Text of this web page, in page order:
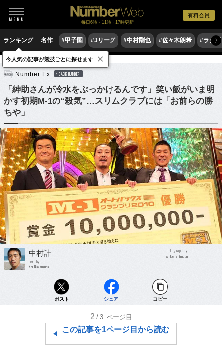
有料会員
毎日6時・11時・17時更新
ランキング 名作 #甲子園 #Jリーグ #中村剛也 #佐々木朗希 #ラグ〉
他競技
Number Ex BACK NUMBER
「紳助さんが冷水をぶっかけるんです」笑い飯がいま明
かす初期M-1の“殺気”…スリムクラブには「お前らの勝
ちや」
中村計
text by
Kei Nakamura
photograph by
Sankei Shimbun
ポスト シェア コピー
2 /3 ページ目
この記事を1ページ目から読む
今人気の記事が競技ごとに探せます ×